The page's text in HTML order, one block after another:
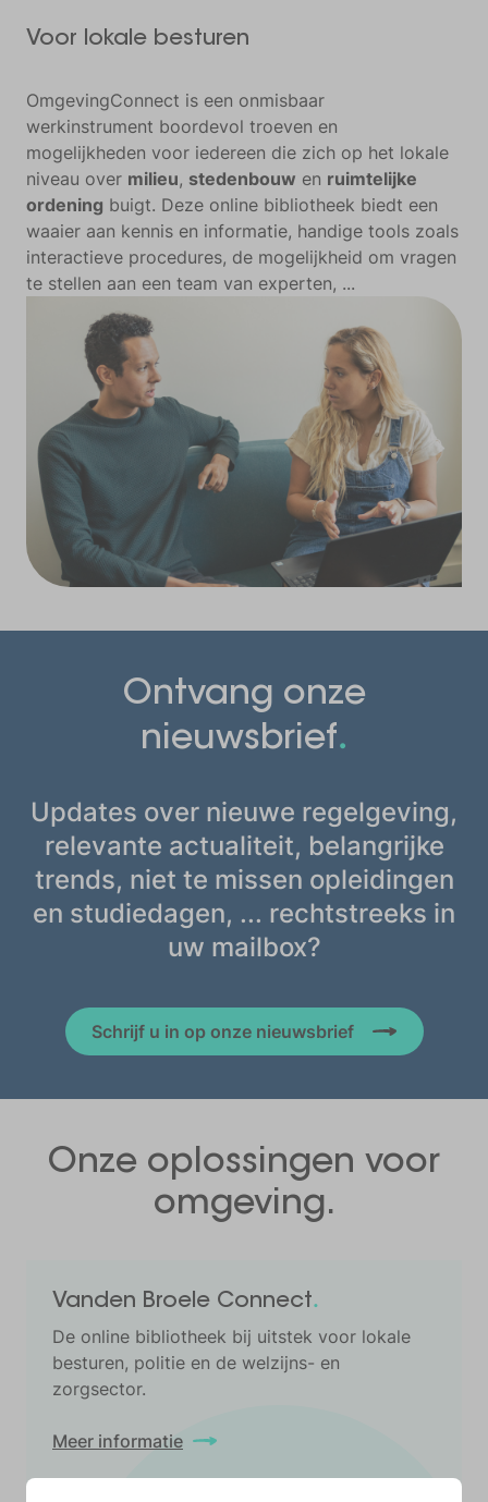
Voor lokale besturen
OmgevingConnect is een onmisbaar
werkinstrument boordevol troeven en
mogelijkheden voor iedereen die zich op het lokale
niveau over milieu, stedenbouw en ruimtelijke
ordening buigt. Deze online bibliotheek biedt een
waaier aan kennis en informatie, handige tools zoals
interactieve procedures, de mogelijkheid om vragen
te stellen aan een team van experten, ...
Ontvang onze
nieuwsbrief.
Updates over nieuwe regelgeving,
relevante actualiteit, belangrijke
trends, niet te missen opleidingen
en studiedagen, ... rechtstreeks in
uw mailbox?
Schrijf u in op onze nieuwsbrief
Onze oplossingen voor
omgeving.
Vanden Broele Connect.
De online bibliotheek bij uitstek voor lokale
besturen, politie en de welzijns- en
zorgsector.
Meer informatie